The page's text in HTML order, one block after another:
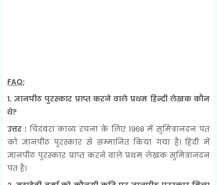
FAQ;
१. ज्ञानपीठ पुरस्कार प्राप्त करने वाले प्रथम हिन्दी लेखक कौन
थे?
उत्तर : चिदंबरा काव्य रचना के लिए 1968 में सुमित्रानंदन पंत
को ज्ञानपीठ पुरस्कार से सम्मानित किया गया है। हिंदी में
ज्ञानपीठ पुरस्कार प्राप्त करने वाले प्रथम लेखक सुमित्रानंदन
पंत है।